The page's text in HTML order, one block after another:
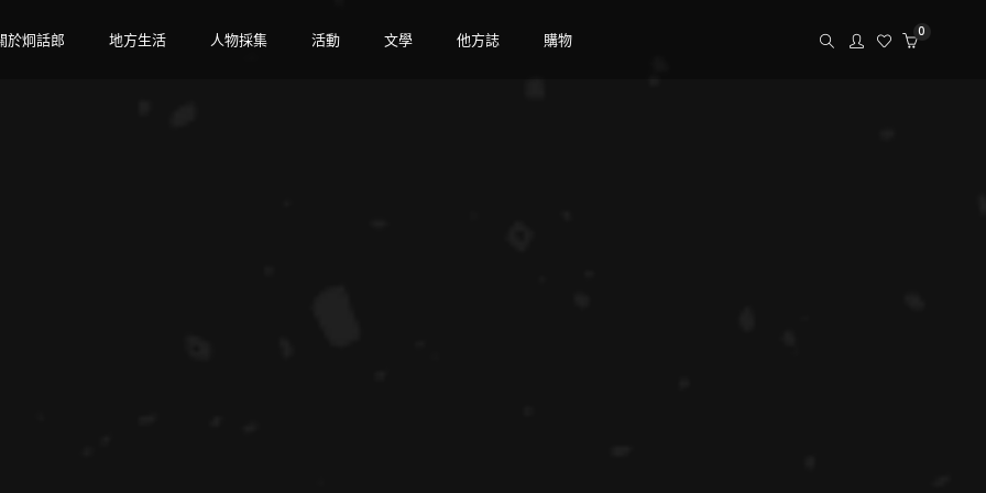
於炯話郎 地方生活 人物採集 活動 文學 他方誌 購物 0